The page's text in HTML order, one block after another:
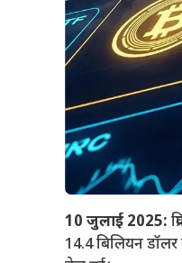
10 जुलाई 2025:
14.4 बिलियन डॉलर